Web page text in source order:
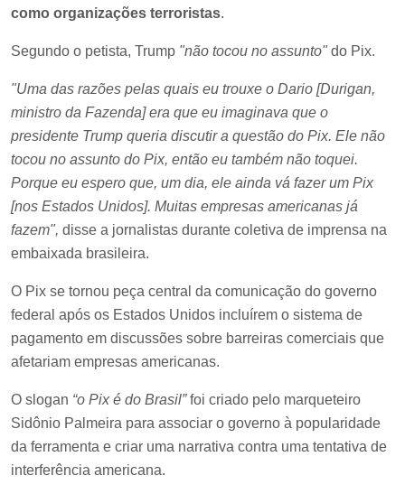
como organizações terroristas.
Segundo o petista, Trump "não tocou no assunto" do Pix.
"Uma das razões pelas quais eu trouxe o Dario [Durigan,
ministro da Fazenda] era que eu imaginava que o
presidente Trump queria discutir a questão do Pix. Ele não
tocou no assunto do Pix, então eu também não toquei.
Porque eu espero que, um dia, ele ainda vá fazer um Pix
[nos Estados Unidos]. Muitas empresas americanas já
fazem", disse a jornalistas durante coletiva de imprensa na
embaixada brasileira.
O Pix se tornou peça central da comunicação do governo
federal após os Estados Unidos incluírem o sistema de
pagamento em discussões sobre barreiras comerciais que
afetariam empresas americanas.
O slogan “o Pix é do Brasil”foi criado pelo marqueteiro
Sidônio Palmeira para associar o governo à popularidade
da ferramenta e criar uma narrativa contra uma tentativa de
interferência americana.